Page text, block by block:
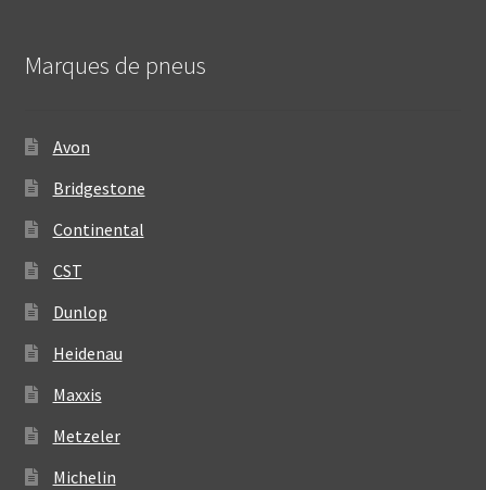
Marques de pneus
Avon
Bridgestone
Continental
CST
Dunlop
Heidenau
Maxxis
Metzeler
Michelin